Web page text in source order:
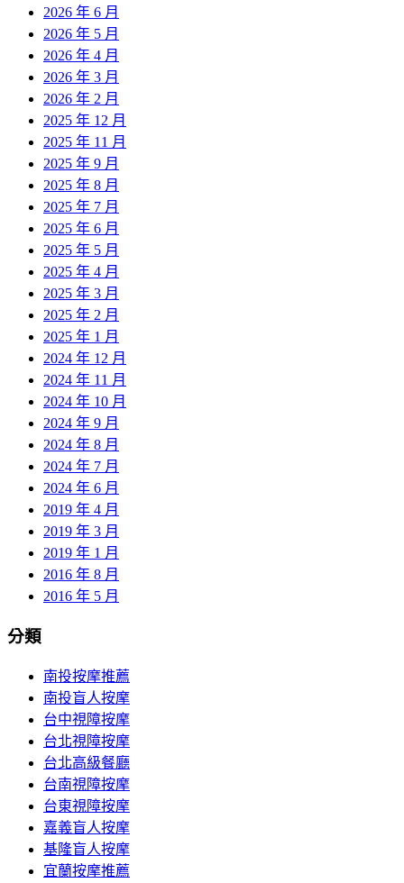
2026 年 6 月
2026 年 5 月
2026 年 4 月
2026 年 3 月
2026 年 2 月
2025 年 12 月
2025 年 11 月
2025 年 9 月
2025 年 8 月
2025 年 7 月
2025 年 6 月
2025 年 5 月
2025 年 4 月
2025 年 3 月
2025 年 2 月
2025 年 1 月
2024 年 12 月
2024 年 11 月
2024 年 10 月
2024 年 9 月
2024 年 8 月
2024 年 7 月
2024 年 6 月
2019 年 4 月
2019 年 3 月
2019 年 1 月
2016 年 8 月
2016 年 5 月
分類
南投按摩推薦
南投盲人按摩
台中視障按摩
台北視障按摩
台北高級餐廳
台南視障按摩
台東視障按摩
嘉義盲人按摩
基隆盲人按摩
宜蘭按摩推薦